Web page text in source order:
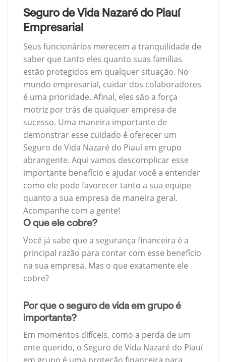
Seguro de Vida Nazaré do Piauí
Empresarial
Seus funcionários merecem a tranquilidade de
saber que tanto eles quanto suas famílias
estão protegidos em qualquer situação. No
mundo empresarial, cuidar dos colaboradores
é uma prioridade. Afinal, eles são a força
motriz por trás de qualquer empresa de
sucesso. Uma maneira importante de
demonstrar esse cuidado é oferecer um
Seguro de Vida Nazaré do Piauí em grupo
abrangente. Aqui vamos descomplicar esse
importante benefício e ajudar você a entender
como ele pode favorecer tanto a sua equipe
quanto a sua empresa de maneira geral.
Acompanhe com a gente!
O que ele cobre?
Você já sabe que a segurança financeira é a
principal razão para contar com esse benefício
na sua empresa. Mas o que exatamente ele
cobre?
Por que o seguro de vida em grupo é
importante?
Em momentos difíceis, como a perda de um
ente querido, o Seguro de Vida Nazaré do Piauí